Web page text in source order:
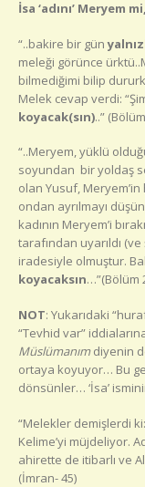
İsa ‘adını’ Meryem
“..bakire bir gün
meleği görünce
bilmediğimi bilip
Melek cevap verdi:
koyacak(sın)..”
“..Meryem, yüklü
soyundan bir yoldaş
olan Yusuf,
ondan ayrılmayı
kadının Meryem’i
tarafından uyarıldı
iradesiyle olmuştur.
koyacaksın…”(Bölüm
NOT: Yukarıdaki
“Tevhid var”
Müslümanımdiyenin
ortaya koyuyor… Bu
dönsünler… ‘İsa’
“Melekler demişlerdi
Kelime’yi müjdeliyor.
ahirette de itibarlı ve
(İmran- 45)